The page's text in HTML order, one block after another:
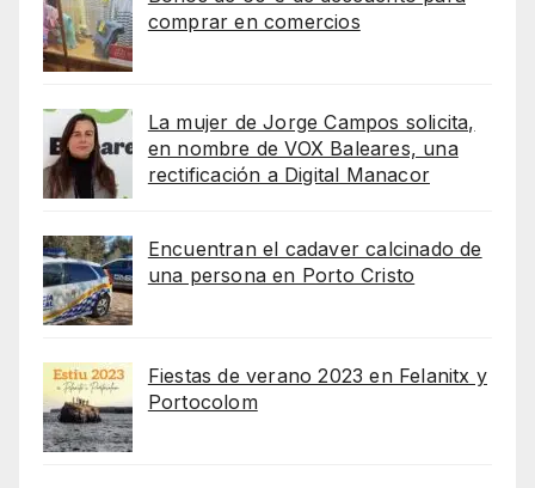
comprar en comercios
La mujer de Jorge Campos solicita,
en nombre de VOX Baleares, una
rectificación a Digital Manacor
Encuentran el cadaver calcinado de
una persona en Porto Cristo
Fiestas de verano 2023 en Felanitx y
Portocolom